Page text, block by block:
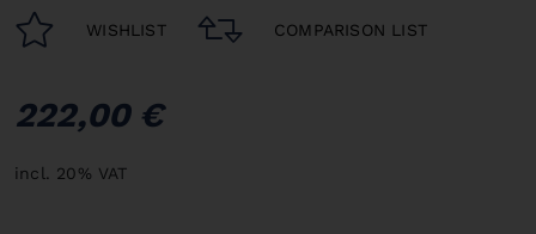
WISHLIST COMPARISON LIST
222,00 €
incl. 20% VAT